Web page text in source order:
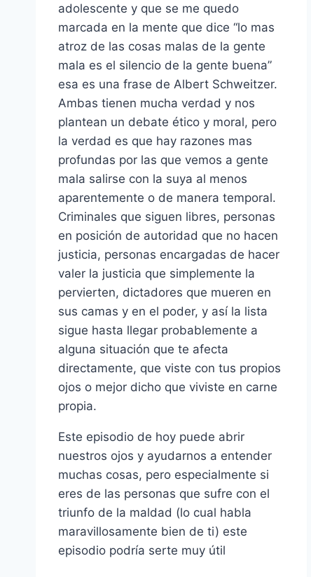
adolescente y que se me quedo
marcada en la mente que dice “lo mas
atroz de las cosas malas de la gente
mala es el silencio de la gente buena”
esa es una frase de Albert Schweitzer.
Ambas tienen mucha verdad y nos
plantean un debate ético y moral, pero
la verdad es que hay razones mas
profundas por las que vemos a gente
mala salirse con la suya al menos
aparentemente o de manera temporal.
Criminales que siguen libres, personas
en posición de autoridad que no hacen
justicia, personas encargadas de hacer
valer la justicia que simplemente la
pervierten, dictadores que mueren en
sus camas y en el poder, y así la lista
sigue hasta llegar probablemente a
alguna situación que te afecta
directamente, que viste con tus propios
ojos o mejor dicho que viviste en carne
propia.
Este episodio de hoy puede abrir
nuestros ojos y ayudarnos a entender
muchas cosas, pero especialmente si
eres de las personas que sufre con el
triunfo de la maldad (lo cual habla
maravillosamente bien de ti) este
episodio podría serte muy útil